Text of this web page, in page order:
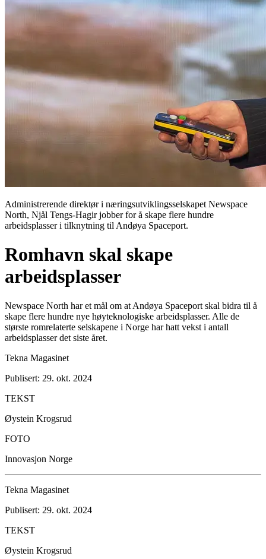
Administrerende direktør i næringsutviklingsselskapet Newspace
North, Njål Tengs-Hagir jobber for å skape flere hundre
arbeidsplasser i tilknytning til Andøya Spaceport.
Romhavn skal skape
arbeidsplasser
Newspace North har et mål om at Andøya Spaceport skal bidra til å
skape flere hundre nye høyteknologiske arbeidsplasser. Alle de
største romrelaterte selskapene i Norge har hatt vekst i antall
arbeidsplasser det siste året.
Tekna Magasinet
Publisert: 29. okt. 2024
TEKST
Øystein Krogsrud
FOTO
Innovasjon Norge
Tekna Magasinet
Publisert: 29. okt. 2024
TEKST
Øystein Krogsrud